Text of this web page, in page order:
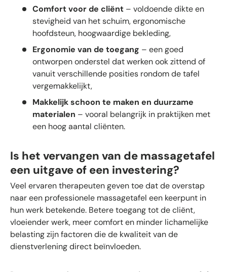
Comfort voor de cliënt – voldoende dikte en
stevigheid van het schuim, ergonomische
hoofdsteun, hoogwaardige bekleding,
Ergonomie van de toegang – een goed
ontworpen onderstel dat werken ook zittend of
vanuit verschillende posities rondom de tafel
vergemakkelijkt,
Makkelijk schoon te maken en duurzame
materialen – vooral belangrijk in praktijken met
een hoog aantal cliënten.
Is het vervangen van de massagetafel
een uitgave of een investering?
Veel ervaren therapeuten geven toe dat de overstap
naar een professionele massagetafel een keerpunt in
hun werk betekende. Betere toegang tot de cliënt,
vloeiender werk, meer comfort en minder lichamelijke
belasting zijn factoren die de kwaliteit van de
dienstverlening direct beïnvloeden.